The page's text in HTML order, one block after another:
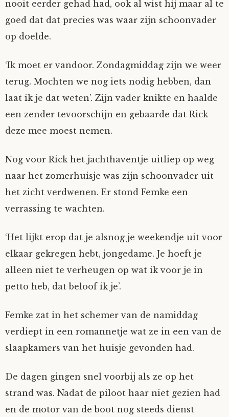
nooit eerder gehad had, ook al wist hij maar al te
goed dat dat precies was waar zijn schoonvader
op doelde.
‘Ik moet er vandoor. Zondagmiddag zijn we weer
terug. Mochten we nog iets nodig hebben, dan
laat ik je dat weten’. Zijn vader knikte en haalde
een zender tevoorschijn en gebaarde dat Rick
deze mee moest nemen.
Nog voor Rick het jachthaventje uitliep op weg
naar het zomerhuisje was zijn schoonvader uit
het zicht verdwenen. Er stond Femke een
verrassing te wachten.
‘Het lijkt erop dat je alsnog je weekendje uit voor
elkaar gekregen hebt, jongedame. Je hoeft je
alleen niet te verheugen op wat ik voor je in
petto heb, dat beloof ik je’.
Femke zat in het schemer van de namiddag
verdiept in een romannetje wat ze in een van de
slaapkamers van het huisje gevonden had.
De dagen gingen snel voorbij als ze op het
strand was. Nadat de piloot haar niet gezien had
en de motor van de boot nog steeds dienst